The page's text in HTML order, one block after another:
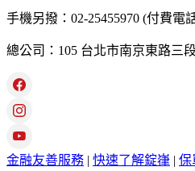
手機另撥：02-25455970 (付費電
總公司：105 台北市南京東路三
金融友善服務 | 快速了解錠嵂 | 保